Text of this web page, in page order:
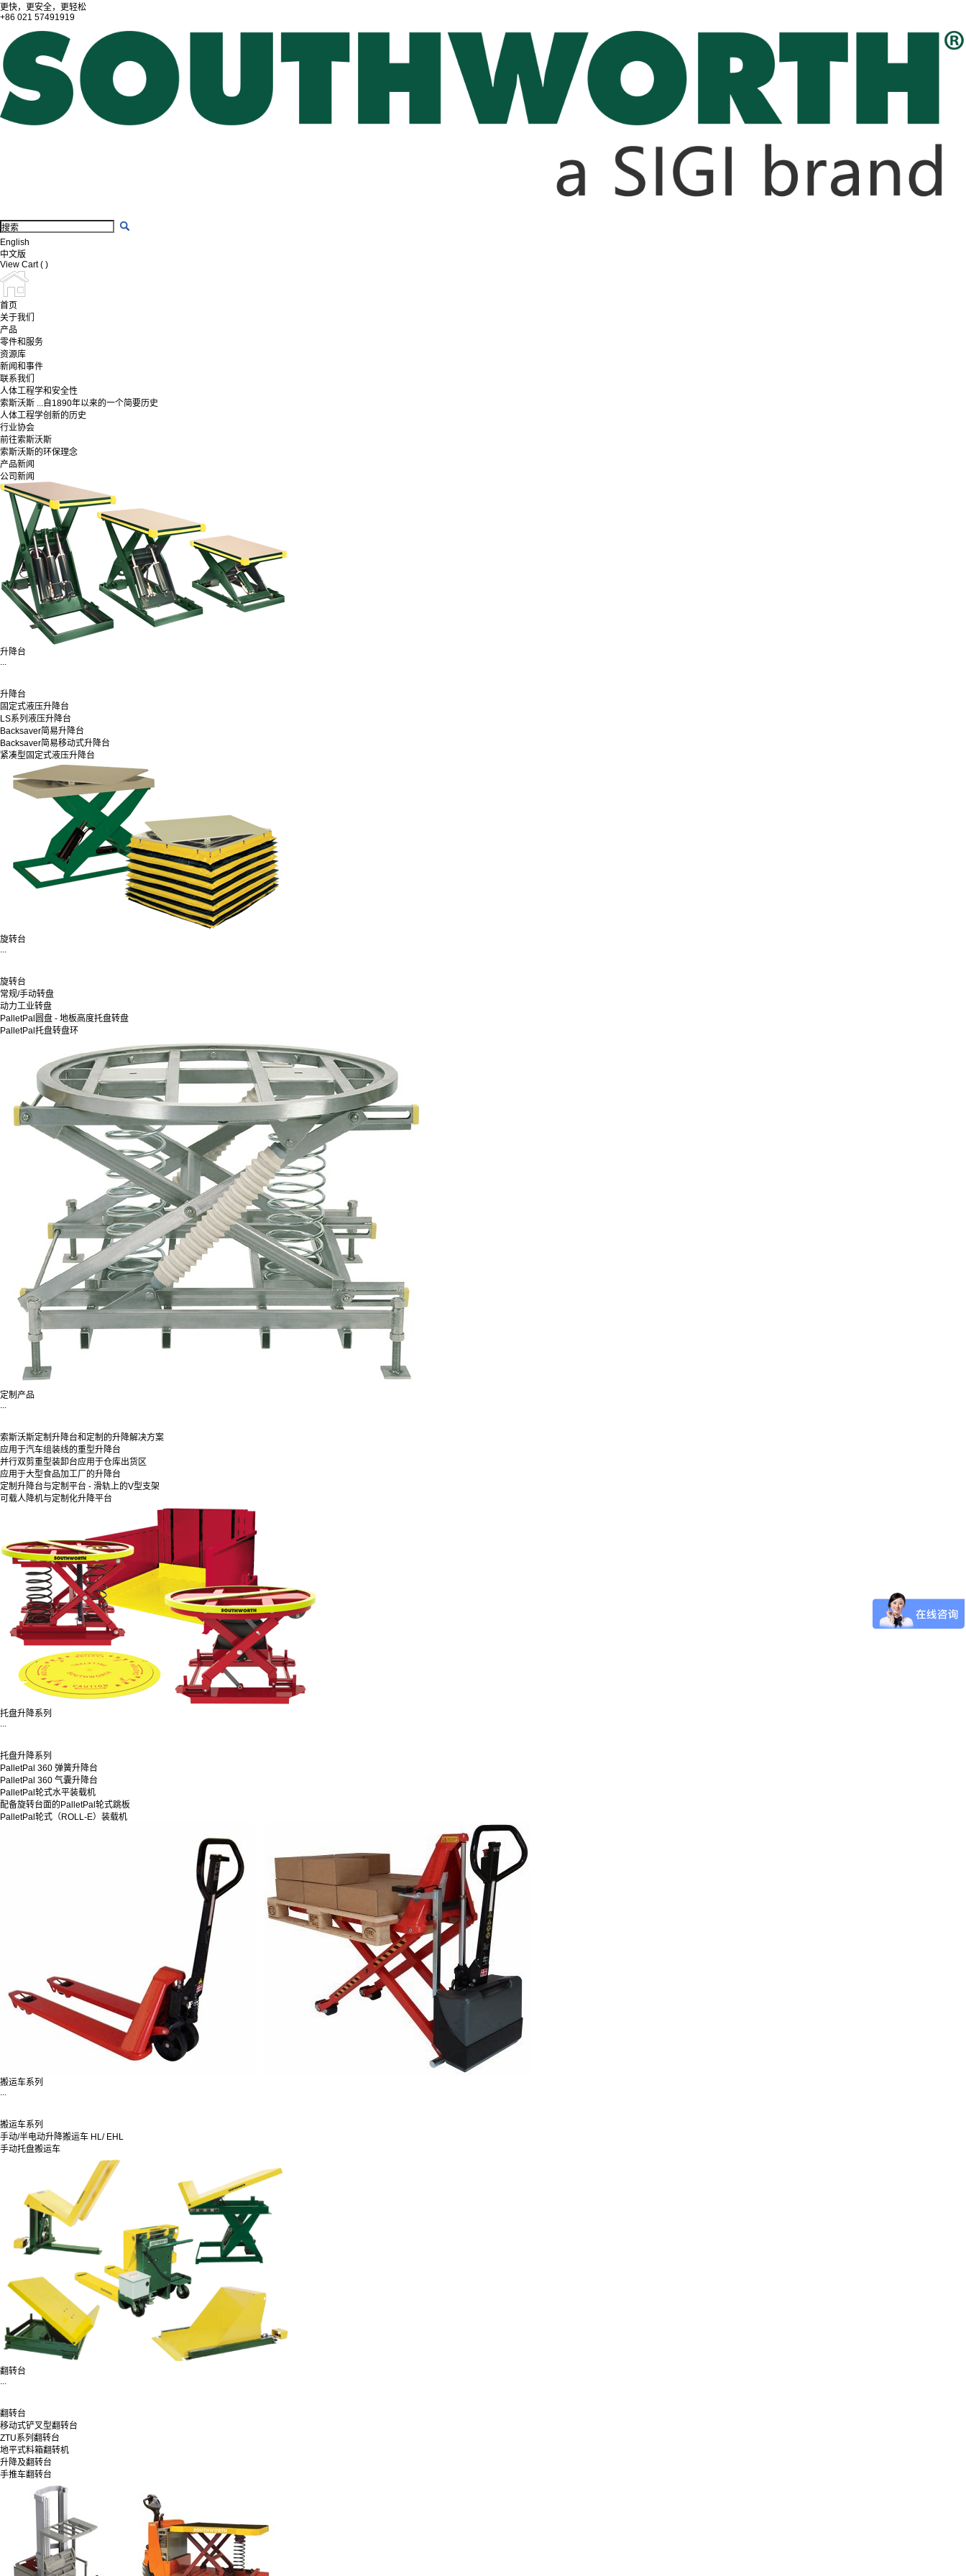
更快，更安全，更轻松
+86 021 57491919
English
中文版
View Cart ( )
首页
关于我们
产品
零件和服务
资源库
新闻和事件
联系我们
人体工程学和安全性
索斯沃斯 ...自1890年以来的一个简要历史
人体工程学创新的历史
行业协会
前往索斯沃斯
索斯沃斯的环保理念
产品新闻
公司新闻
升降台
...
升降台
固定式液压升降台
LS系列液压升降台
Backsaver简易升降台
Backsaver简易移动式升降台
紧凑型固定式液压升降台
旋转台
...
旋转台
常规/手动转盘
动力工业转盘
PalletPal圆盘 - 地板高度托盘转盘
PalletPal托盘转盘环
定制产品
...
索斯沃斯定制升降台和定制的升降解决方案
应用于汽车组装线的重型升降台
并行双剪重型装卸台应用于仓库出货区
应用于大型食品加工厂的升降台
定制升降台与定制平台 - 滑轨上的V型支架
可载人降机与定制化升降平台
托盘升降系列
...
托盘升降系列
PalletPal 360 弹簧升降台
PalletPal 360 气囊升降台
PalletPal轮式水平装载机
配备旋转台面的PalletPal轮式跳板
PalletPal轮式（ROLL-E）装载机
搬运车系列
...
搬运车系列
手动/半电动升降搬运车 HL/ EHL
手动托盘搬运车
翻转台
...
翻转台
移动式铲叉型翻转台
ZTU系列翻转台
地平式料箱翻转机
升降及翻转台
手推车翻转台